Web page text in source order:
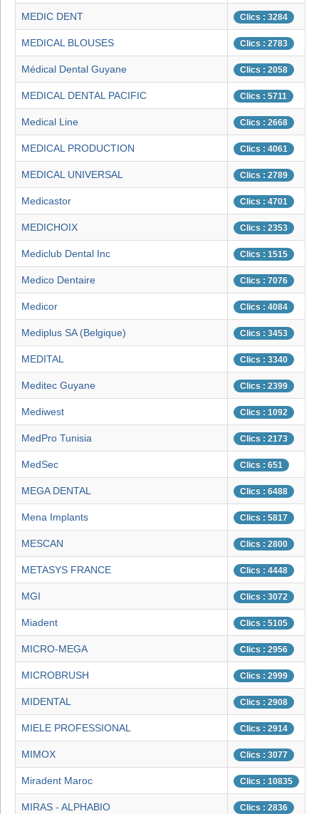
MEDIC DENT Clics : 3284
MEDICAL BLOUSES Clics : 2783
Médical Dental Guyane Clics : 2058
MEDICAL DENTAL PACIFIC Clics : 5711
Medical Line Clics : 2668
MEDICAL PRODUCTION Clics : 4061
MEDICAL UNIVERSAL Clics : 2789
Medicastor Clics : 4701
MEDICHOIX Clics : 2353
Mediclub Dental Inc Clics : 1515
Medico Dentaire Clics : 7076
Medicor Clics : 4084
Mediplus SA (Belgique) Clics : 3453
MEDITAL Clics : 3340
Meditec Guyane Clics : 2399
Mediwest Clics : 1092
MedPro Tunisia Clics : 2173
MedSec Clics : 651
MEGA DENTAL Clics : 6488
Mena Implants Clics : 5817
MESCAN Clics : 2800
METASYS FRANCE Clics : 4448
MGI Clics : 3072
Miadent Clics : 5105
MICRO-MEGA Clics : 2956
MICROBRUSH Clics : 2999
MIDENTAL Clics : 2908
MIELE PROFESSIONAL Clics : 2914
MIMOX Clics : 3077
Miradent Maroc Clics : 10835
MIRAS - ALPHABIO Clics : 2836